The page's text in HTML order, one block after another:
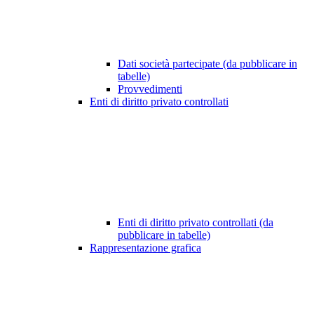
Dati società partecipate (da pubblicare in
tabelle)
Provvedimenti
Enti di diritto privato controllati
Enti di diritto privato controllati (da
pubblicare in tabelle)
Rappresentazione grafica